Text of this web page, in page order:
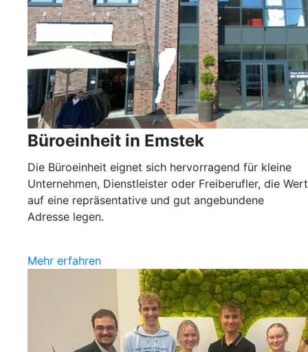
Büroeinheit in Emstek
Die Büroeinheit eignet sich hervorragend für kleine
Unternehmen, Dienstleister oder Freiberufler, die Wert
auf eine repräsentative und gut angebundene
Adresse legen.
Mehr erfahren